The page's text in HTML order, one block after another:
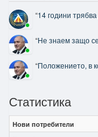
“14 години
“Не знаем защо
“Положението, в
Статистика
Нови потребители